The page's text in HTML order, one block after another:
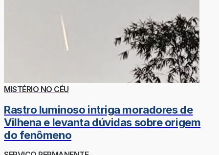
MISTÉRIO NO CÉU
Rastro luminoso intriga moradores de
Vilhena e levanta dúvidas sobre origem
do fenômeno